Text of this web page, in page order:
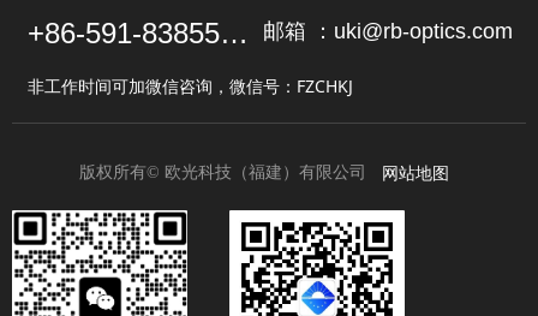
邮箱 ：uki@rb-optics.com
+86-591-83855102
非工作时间可加微信咨询，微信号：FZCHKJ
版权所有© 欧光科技（福建）有限公司 网站地图